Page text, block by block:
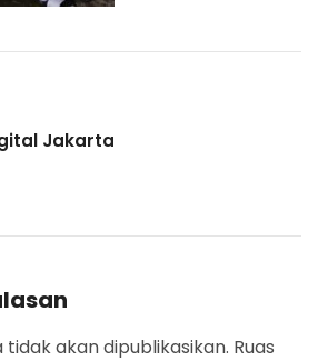
Jakarta
akan dipublikasikan. Ruas